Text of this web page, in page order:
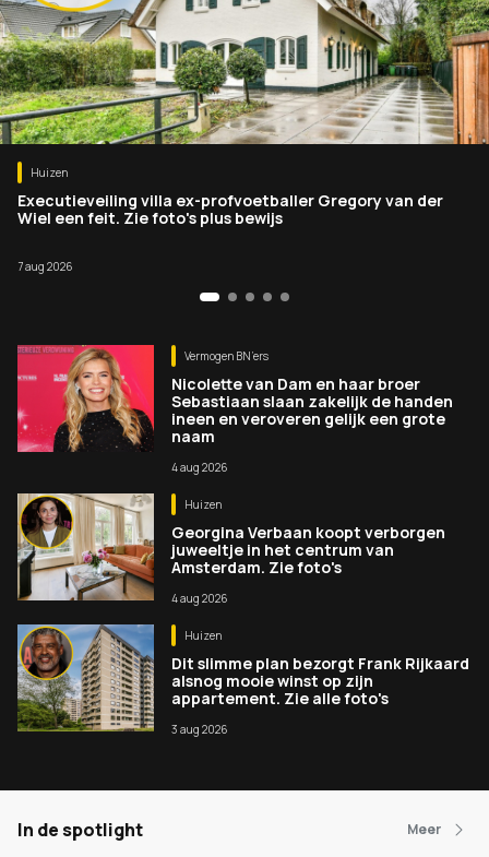
Huizen
Executieveiling villa ex-profvoetballer Gregory van der
Wiel een feit. Zie foto's plus bewijs
7 aug 2026
Vermogen BN’ers
Nicolette van Dam en haar broer
Sebastiaan slaan zakelijk de handen
ineen en veroveren gelijk een grote
naam
4 aug 2026
Huizen
Georgina Verbaan koopt verborgen
juweeltje in het centrum van
Amsterdam. Zie foto's
4 aug 2026
Huizen
Dit slimme plan bezorgt Frank Rijkaard
alsnog mooie winst op zijn
appartement. Zie alle foto's
3 aug 2026
In de spotlight Meer